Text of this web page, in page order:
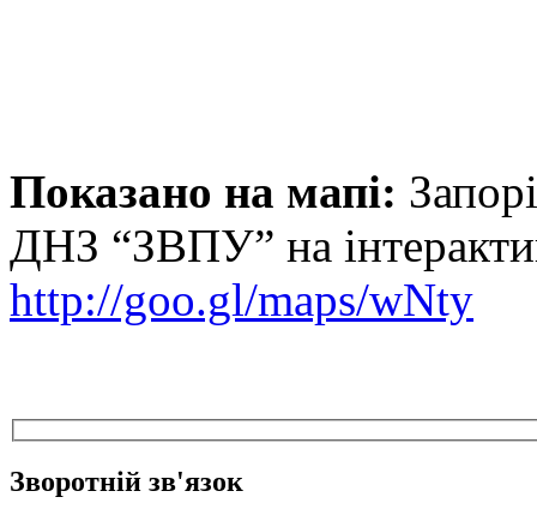
Показано на мапі:
ДНЗ “ЗВПУ” на
http://goo.gl/maps/wNty
Зворотній зв'язок